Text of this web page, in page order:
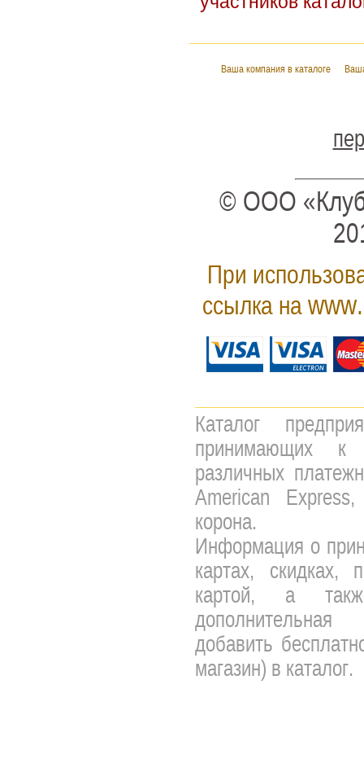
Ваша компания в каталоге
© ООО
При
ссылка на
Каталог
принимающих к
различных
American
корона.
Информация о
картах, скидках,
картой, а
добавить
магазин) в каталог.